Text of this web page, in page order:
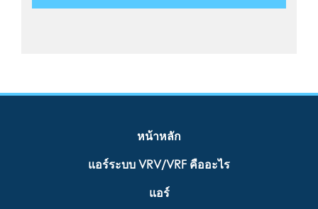
หน้าหลัก
แอร์ระบบ VRV/VRF คืออะไร
แอร์